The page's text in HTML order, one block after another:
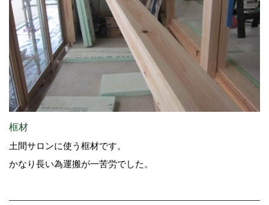
框材
土間サロンに使う框材です。
かなり長い為運搬が一苦労でした。